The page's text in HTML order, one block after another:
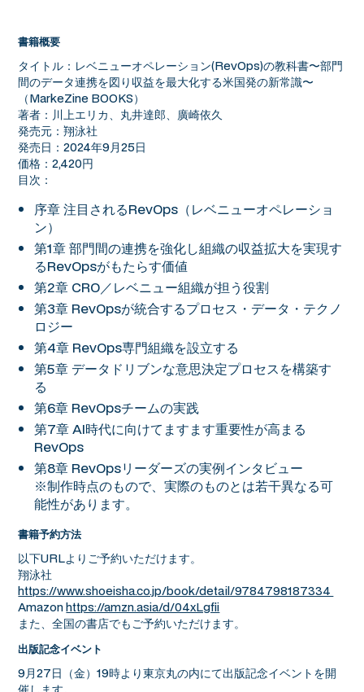
書籍概要
タイトル：レベニューオペレーション(RevOps)の教科書〜部門
間のデータ連携を図り収益を最大化する米国発の新常識〜
（MarkeZine BOOKS）
著者：川上エリカ、丸井達郎、廣崎依久
発売元：翔泳社
発売日：2024年9月25日
価格：2,420円
目次：
序章 注目されるRevOps（レベニューオペレーショ
ン）
第1章 部門間の連携を強化し組織の収益拡大を実現す
るRevOpsがもたらす価値
第2章 CRO／レベニュー組織が担う役割
第3章 RevOpsが統合するプロセス・データ・テクノ
ロジー
第4章 RevOps専門組織を設立する
第5章 データドリブンな意思決定プロセスを構築す
る
第6章 RevOpsチームの実践
第7章 AI時代に向けてますます重要性が高まる
RevOps
第8章 RevOpsリーダーズの実例インタビュー
※制作時点のもので、実際のものとは若干異なる可
能性があります。
書籍予約方法
以下URLよりご予約いただけます。
翔泳社
https://www.shoeisha.co.jp/book/detail/9784798187334
Amazonhttps://amzn.asia/d/04xLgfii
また、全国の書店でもご予約いただけます。
出版記念イベント
9月27日（金）19時より東京丸の内にて出版記念イベントを開